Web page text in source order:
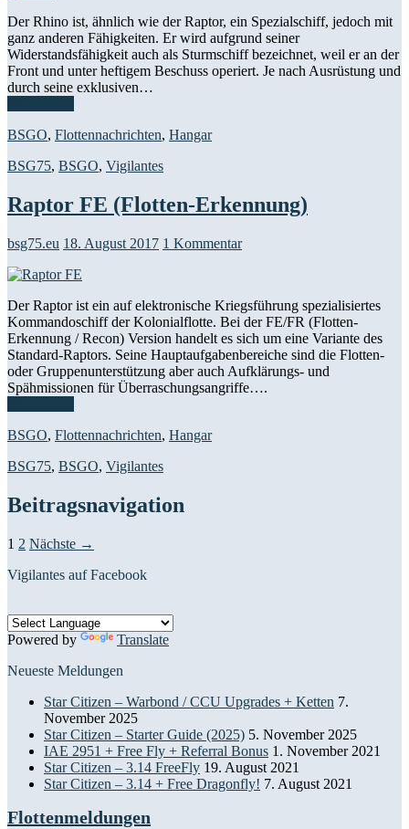
Der Rhino ist, ähnlich wie der Raptor, ein Spezialschiff, jedoch mit
ganz anderen Fähigkeiten. Er wird aufgrund seiner
Widerstandsfähigkeit auch als Sturmschiff bezeichnet, weil er an der
Front und unter heftigem Beschuss operiert. Je nach Ausrüstung und
durch seine exklusiven…
BSGO, Flottennachrichten, Hangar
BSG75, BSGO, Vigilantes
Raptor FE (Flotten-Erkennung)
bsg75.eu 18. August 2017 1 Kommentar
Der Raptor ist ein auf elektronische Kriegsführung spezialisiertes
Kommandoschiff der Kolonialflotte. Bei der FE/FR (Flotten-
Erkennung / Recon) Version handelt es sich um eine Variante des
Standard-Raptors. Seine Hauptaufgabenbereiche sind die Flotten-
oder Gruppenunterstützung aber auch Aufklärungs- und
Spähmissionen für Überraschungsangriffe….
BSGO, Flottennachrichten, Hangar
BSG75, BSGO, Vigilantes
Beitragsnavigation
1 2 Nächste →
Vigilantes auf Facebook
Powered by
Translate
Neueste Meldungen
Star Citizen – Warbond / CCU Upgrades + Ketten 7.
November 2025
Star Citizen – Starter Guide (2025) 5. November 2025
IAE 2951 + Free Fly + Referral Bonus 1. November 2021
Star Citizen – 3.14 FreeFly 19. August 2021
Star Citizen – 3.14 + Free Dragonfly! 7. August 2021
Flottenmeldungen